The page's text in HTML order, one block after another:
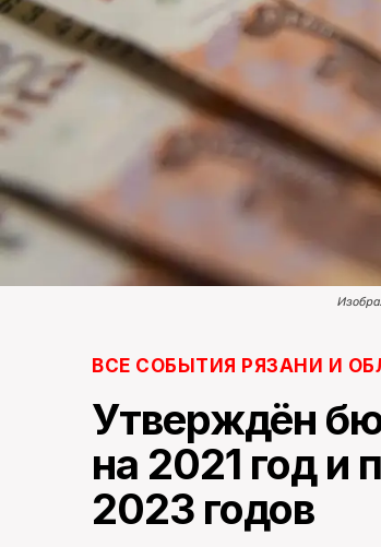
ВСЕ СОБЫТИЯ РЯЗАНИ И
Утверждён
на 2021 год и
2023 годов